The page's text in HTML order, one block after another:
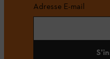
Adresse E-mail